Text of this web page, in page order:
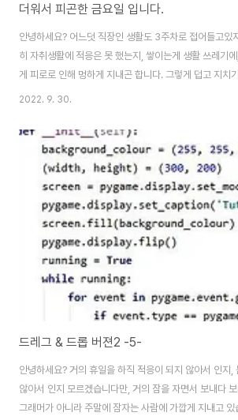
더워서 피곤한 금요일 입니다.
안녕하세요? 어느덧 직장인 생활도 3주차로 접어들고있
히 자취생활에 적응은 못 했는지, 쌓이는게 생활 쓰레기
게 피로로 인해 멍하게 지내곤 합니다. 그렇게 덥고 지치
자체는 할만 하기는 합니다. 다만, 이러고도 워낙에 안 움
수 없긴 한데, 정작 몸이 영 못 따라가 줍니다. 그래도 그냥
하지만, 눈은 뜬채로 이제 멍하게 있는 것 까지는 간듯 합
2022. 9. 30.
드레그 & 드롭 버젼2 -5-
안녕하세요? 거의 휴일을 하직 적응이 되지 않아서 인지,
않아서 인지 모르겠습니다만, 거의 잠을 자면서 보내다
그래머가 아니라 주말에 잠자는 사람에 가깝게 지내고 있